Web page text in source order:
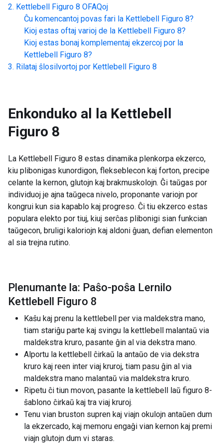
Kettlebell Figuro 8 OFAQoj
Ĉu komencantoj povas fari la Kettlebell Figuro 8?
Kioj estas oftaj varioj de la Kettlebell Figuro 8?
Kioj estas bonaj komplementaj ekzercoj por la
Kettlebell Figuro 8?
Rilataj ŝlosilvortoj por Kettlebell Figuro 8
Enkonduko al la Kettlebell
Figuro 8
La Kettlebell Figuro 8 estas dinamika plenkorpa ekzerco,
kiu plibonigas kunordigon, flekseblecon kaj forton, precipe
celante la kernon, glutojn kaj brakmuskolojn. Ĝi taŭgas por
individuoj je ajna taŭgeca nivelo, proponante variojn por
kongrui kun sia kapablo kaj progreso. Ĉi tiu ekzerco estas
populara elekto por tiuj, kiuj serĉas plibonigi sian funkcian
taŭgecon, bruligi kaloriojn kaj aldoni ĝuan, defian elementon
al sia trejna rutino.
Plenumante la: Paŝo-poŝa Lernilo
Kettlebell Figuro 8
Kaŝu kaj prenu la kettlebell per via maldekstra mano,
tiam stariĝu parte kaj svingu la kettlebell malantaŭ via
maldekstra kruro, pasante ĝin al via dekstra mano.
Alportu la kettlebell ĉirkaŭ la antaŭo de via dekstra
kruro kaj reen inter viaj kruroj, tiam pasu ĝin al via
maldekstra mano malantaŭ via maldekstra kruro.
Ripetu ĉi tiun movon, pasante la kettlebell laŭ figuro 8-
ŝablono ĉirkaŭ kaj tra viaj kruroj.
Tenu vian bruston supren kaj viajn okulojn antaŭen dum
la ekzercado, kaj memoru engaĝi vian kernon kaj premi
viajn glutojn dum vi staras.